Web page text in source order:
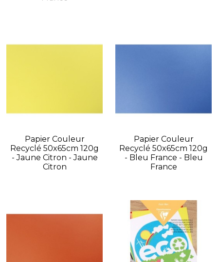
Papier Couleur
Recyclé 50x65cm 120g
- Jaune Citron - Jaune
Citron
Papier Couleur
Recyclé 50x65cm 120g
- Bleu France - Bleu
France